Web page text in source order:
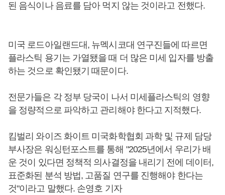
된 음식이나 음료를 담아 먹지 않는 것이라고 전했다.
미국 로드아일랜드대, 뉴멕시코대 연구진들에 따르면
플라스틱 용기는 가열됐을 때 더 많은 미세 입자를 방출
하는 것으로 확인됐기 때문이다.
전문가들은 각 정부 당국이 나서 미세플라스틱의 영향
을 정량적으로 파악하고 관리해야 한다고 지적했다.
킴벌리 와이즈 화이트 미국화학협회 과학 및 규제 담당
부사장은 워싱턴포스트를 통해 "2025년에서 우리가 배
운 것이 있다면 정책적 의사결정을 내리기 전에 데이터,
표준화된 분석 방법, 고품질 연구를 진행해야 한다는
것"이라고 말했다. 손영호 기자